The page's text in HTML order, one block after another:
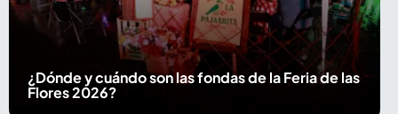
¿Dónde y cuándo son las fondas de la Feria de las
Flores 2026?